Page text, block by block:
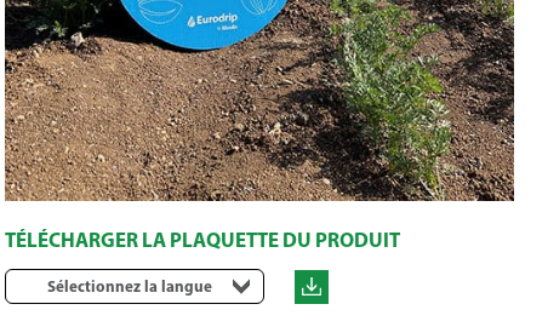
TÉLÉCHARGER LA PLAQUETTE DU PRODUIT
Sélectionnez la langue